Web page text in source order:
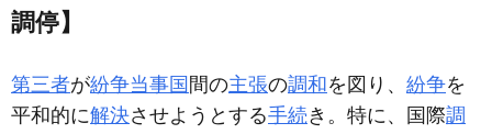
調停】
第三者が紛争当事国 間の主張の調和 を図り、 紛争を
平和的に解決させようとする手続き。特に、国際調